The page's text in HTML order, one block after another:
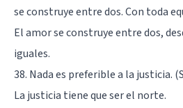
se construye entre dos. Con toda
Elamorse construye entre dos,
iguales.
38. Nada es preferible a la justicia.
La justicia tiene que ser el norte.